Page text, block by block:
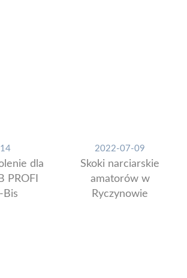
dla
PROFI
Bis
2022-07-09
Skoki narciarskie
amatorów w
Ryczynowie